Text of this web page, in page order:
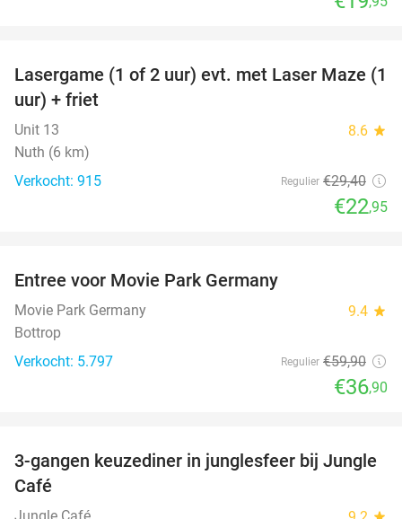
22%
Lasergame (1 of 2 uur) evt. met Laser Maze (1
uur) + friet
Unit 13 8.6 star
Nuth (6 km)
Verkocht: 915
Regulier €29,40
€22,95
Entree voor Movie Park Germany
Movie Park Germany 9.4 star
Bottrop
Verkocht: 5.797
Regulier €59,90
€36,90
21%
3-gangen keuzediner in junglesfeer bij Jungle
Café